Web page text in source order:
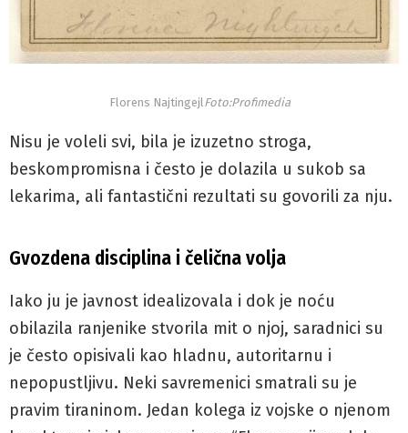
Florens NajtingejlFoto:Profimedia
Nisu je voleli svi, bila je izuzetno stroga,
beskompromisna i često je dolazila u sukob sa
lekarima, ali fantastični rezultati su govorili za nju.
Gvozdena disciplina i čelična volja
Iako ju je javnost idealizovala i dok je noću
obilazila ranjenike stvorila mit o njoj, saradnici su
je često opisivali kao hladnu, autoritarnu i
nepopustljivu. Neki savremenici smatrali su je
pravim tiraninom. Jedan kolega iz vojske o njenom